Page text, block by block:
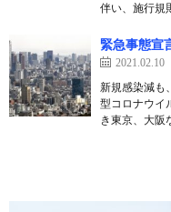
伴い、施行規
緊急事態宣
2021.02.10
新規感染減も
型コロナウイ
き東京、大